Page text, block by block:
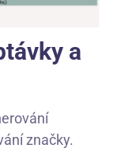
a
značky.